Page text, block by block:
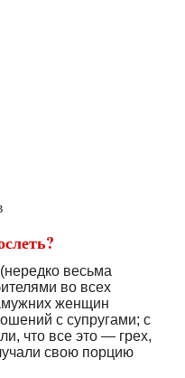
весьма
во всех
женщин
с супругами; с
что все это — грех,
свою порцию